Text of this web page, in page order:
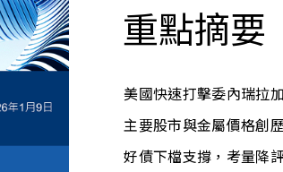
重點摘要
美國快速打擊委內瑞拉
主要股市與金屬價格創
好債下檔支撐，考量降